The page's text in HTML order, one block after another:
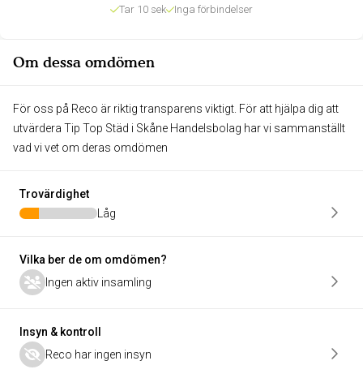
Tar 10 sek Inga förbindelser
Om dessa omdömen
För oss på Reco är riktig transparens viktigt. För att hjälpa dig att
utvärdera Tip Top Städ i Skåne Handelsbolag har vi sammanställt
vad vi vet om deras omdömen
Trovärdighet
Låg
Vilka ber de om omdömen?
Ingen aktiv insamling
Insyn & kontroll
Reco har ingen insyn